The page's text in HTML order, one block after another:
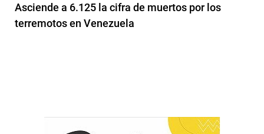
Asciende a 6.125 la cifra de muertos por los
terremotos en Venezuela